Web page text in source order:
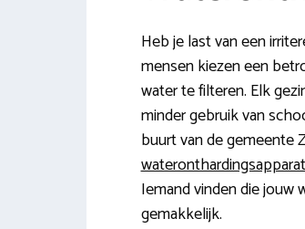
Heb je last van een
mensen kiezen een
water te filteren. Elk
minder gebruik van
buurt van de gemeente
Iemand vinden die jouw
gemakkelijk.